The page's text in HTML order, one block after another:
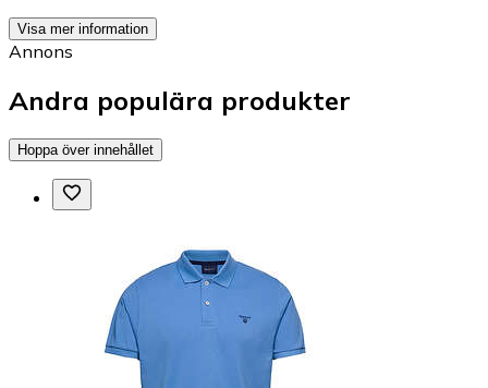
Visa mer information
Annons
Andra populära produkter
Hoppa över innehållet